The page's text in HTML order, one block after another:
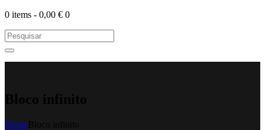
0 items - 0,00 € 0
Home